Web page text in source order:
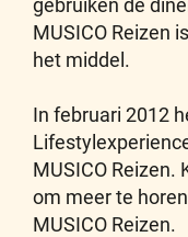
gebruiken de
MUSICO Reizen
het middel.
In februari 2012
MUSICO Reizen.
om meer te
MUSICO Reizen.